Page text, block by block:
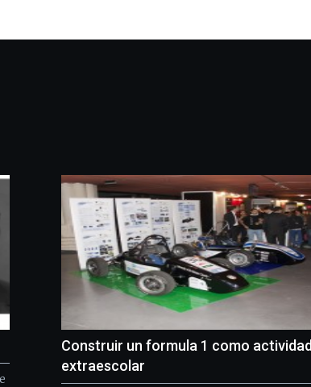
Construir un formula 1 como actividad
extraescolar